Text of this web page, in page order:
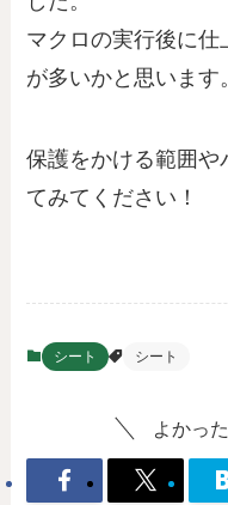
マクロの実行後に仕
が多いかと思います
保護をかける範囲や
てみてください！
シート シート
よかっ